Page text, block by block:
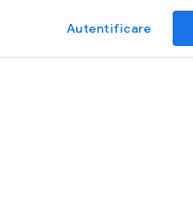
Autentificare